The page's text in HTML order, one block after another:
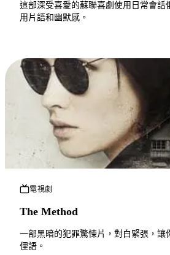
這部深受喜愛的蘇聯喜劇使用日常會話
用片語和幽默感。
電視劇
The Method
一部黑暗的犯罪驚悚片，對白緊張，讓
俚語。